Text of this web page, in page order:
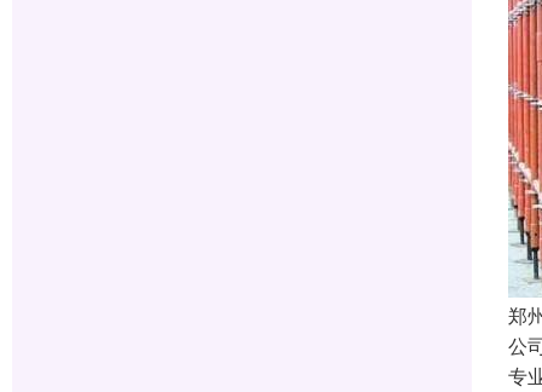
郑
公
专